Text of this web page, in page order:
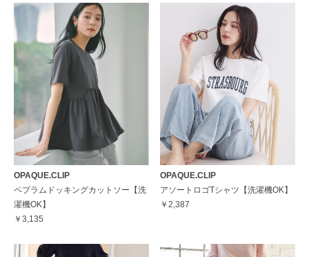
OPAQUE.CLIP
ペプラムドッキングカットソー【洗
濯機OK】
￥3,135
OPAQUE.CLIP
アソートロゴTシャツ【洗濯機OK】
￥2,387